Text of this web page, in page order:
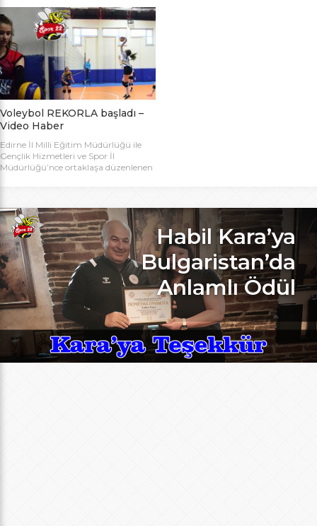
bugün başlıyor. Toplamda 14 takımın
katılımıyla düzenlenen 5. Valilik
Voleybol Turnuvasının teknik
toplantısı ve kura çekimi Aliço
Pehlivan Sporcu Eğitim Merkezi
Toplantı Salonu’nda yapıldı.
Toplantıya Voleybol hakemi ve
antrenörü Engin Toroslu, Ayhan […]
Voleybol REKORLA başladı –
Video Haber
Edirne İl Milli Eğitim Müdürlüğü ile
Gençlik Hizmetleri ve Spor İl
Müdürlüğü’nce ortaklaşa düzenlenen
rekoru kırıldı. REKOR KATILIMA
REKORLU AÇILIŞ Edirne Okullar
Arası Genç Kızlar A Kategorisi
Voleybol İl Şampiyonluğu maçlarına
bu yıl 8 grupta toplam […]
Habil Kara’ya
Bulgaristan’da
Anlamlı Ödül